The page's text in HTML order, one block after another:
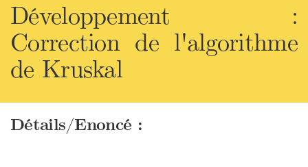
Développement :
Correction de l'algorithme
de Kruskal
Détails/Enoncé :